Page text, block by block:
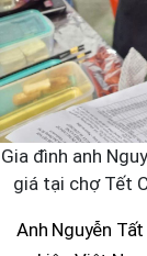
Gia đình anh
giá tại chợ Tết
Anh Nguyễn